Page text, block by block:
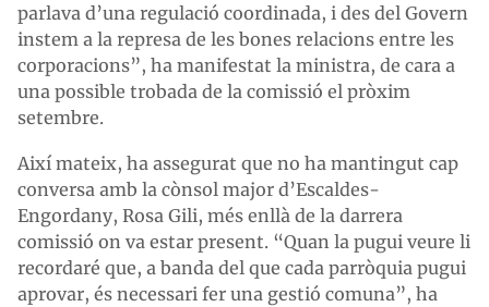
parlava d’una regulació coordinada, i des del Govern
instem a la represa de les bones relacions entre les
corporacions”, ha manifestat la ministra, de cara a
una possible trobada de la comissió el pròxim
setembre.
Així mateix, ha assegurat que no ha mantingut cap
conversa amb la cònsol major d’Escaldes-
Engordany, Rosa Gili, més enllà de la darrera
comissió on va estar present. “Quan la pugui veure li
recordaré que, a banda del que cada parròquia pugui
aprovar, és necessari fer una gestió comuna”, ha